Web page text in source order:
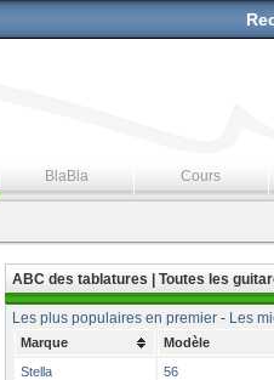
BlaBla Cours
ABC des tablatures | Toutes les
Les plus populaires en premier- Les
Marque
Modèle
Stella
56